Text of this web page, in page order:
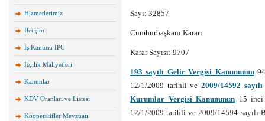
Hizmetlerimiz
İletişim
İş Kanunu IPC
İşçilik Maliyetleri
Kanunlar
KDV Oranları ve Listesi
Kooperatifler Mevzuatı
Sayı: 32857
Cumhurbaşkanı Kararı
Karar Sayısı: 9707
193 sayılı Gelir Vergisi Kanununun94
12/1/2009 tarihli ve 2009/14592
Kurumlar Vergisi Kanununun 15 inci
12/1/2009 tarihli ve 2009/14594 sayılı